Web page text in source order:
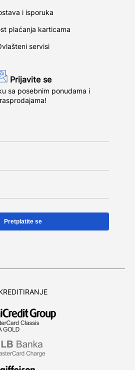
i isporuka
plaćanja karticama
servisi
Prijavite se
sa posebnim ponudama i
rasprodajama!